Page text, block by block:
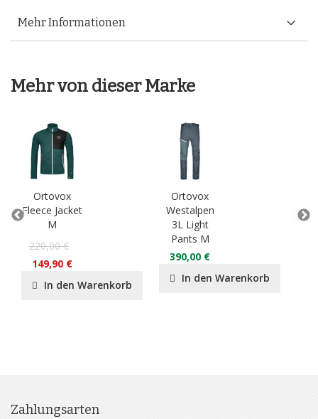
Mehr Informationen
Mehr von dieser Marke
Ortovox
Fleece Jacket
M
220,00 €
149,90 €
In den Warenkorb
Ortovox
Westalpen
3L Light
Pants M
390,00 €
In den Warenkorb
Zahlungsarten